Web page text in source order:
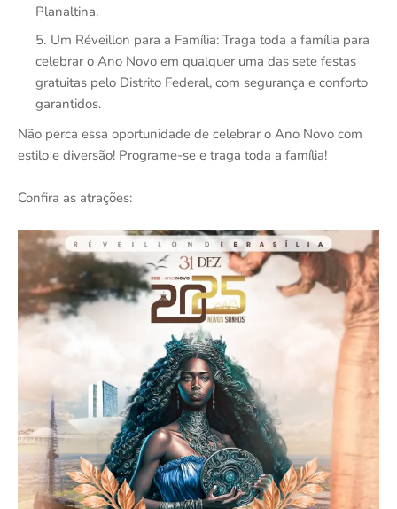
Planaltina.
Um Réveillon para a Família: Traga toda a família para
celebrar o Ano Novo em qualquer uma das sete festas
gratuitas pelo Distrito Federal, com segurança e conforto
garantidos.
Não perca essa oportunidade de celebrar o Ano Novo com
estilo e diversão! Programe-se e traga toda a família!
Confira as atrações: